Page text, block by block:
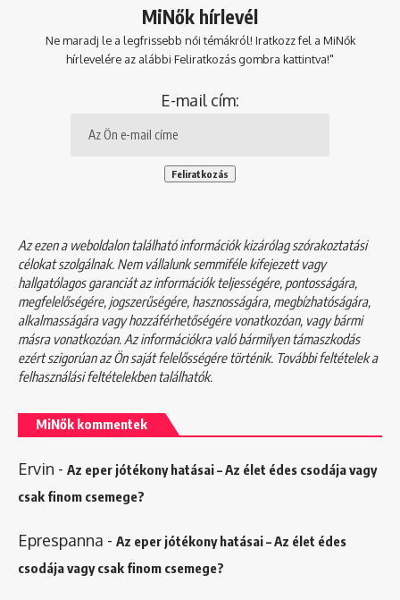
MiNők hírlevél
Ne maradj le a legfrissebb női témákról! Iratkozz fel a MiNők
hírlevelére az alábbi Feliratkozás gombra kattintva!"
E-mail cím:
Az ezen a weboldalon található információk kizárólag szórakoztatási
célokat szolgálnak. Nem vállalunk semmiféle kifejezett vagy
hallgatólagos garanciát az információk teljességére, pontosságára,
megfelelőségére, jogszerűségére, hasznosságára, megbízhatóságára,
alkalmasságára vagy hozzáférhetőségére vonatkozóan, vagy bármi
másra vonatkozóan. Az információkra való bármilyen támaszkodás
ezért szigorúan az Ön saját felelősségére történik. További feltételek a
felhasználási feltételekbentalálhatók.
MiNők kommentek
Ervin - Az eper jótékony hatásai – Az élet édes csodája vagy
csak finom csemege?
Eprespanna - Az eper jótékony hatásai – Az élet édes
csodája vagy csak finom csemege?